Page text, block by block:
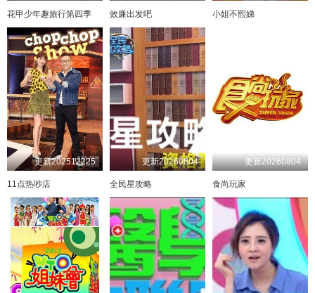
花甲少年趣旅行第四季 效廉出发吧 小姐不熙娣
更新202512225
11点热吵店
更新20260804
全民星攻略
更新20260804
食尚玩家